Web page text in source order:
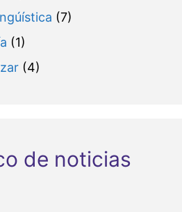
(7)
(1)
(4)
de noticias